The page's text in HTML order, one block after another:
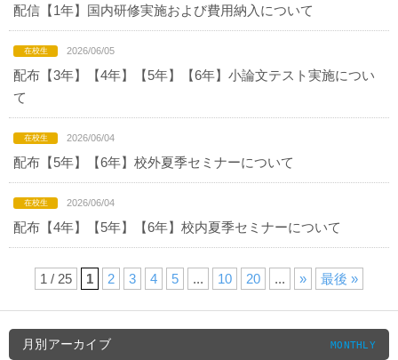
配信【1年】国内研修実施および費用納入について
2026/06/05
配布【3年】【4年】【5年】【6年】小論文テスト実施につい
て
2026/06/04
配布【5年】【6年】校外夏季セミナーについて
2026/06/04
配布【4年】【5年】【6年】校内夏季セミナーについて
1 / 25 1 2 3 4 5 ... 10 20 ... » 最後 »
月別アーカイブ MONTHLY